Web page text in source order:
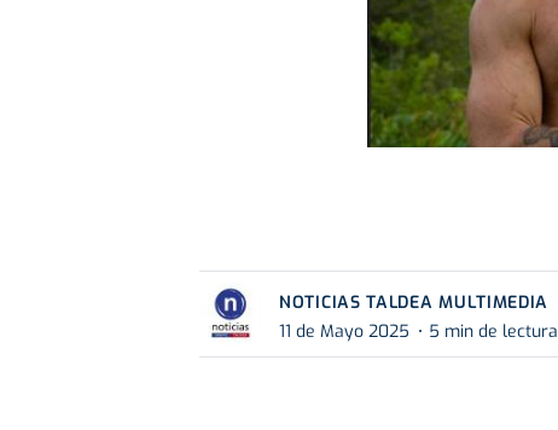
NOTICIAS TALDEA MULTIMEDIA
11 de Mayo 2025
5 min de lectura